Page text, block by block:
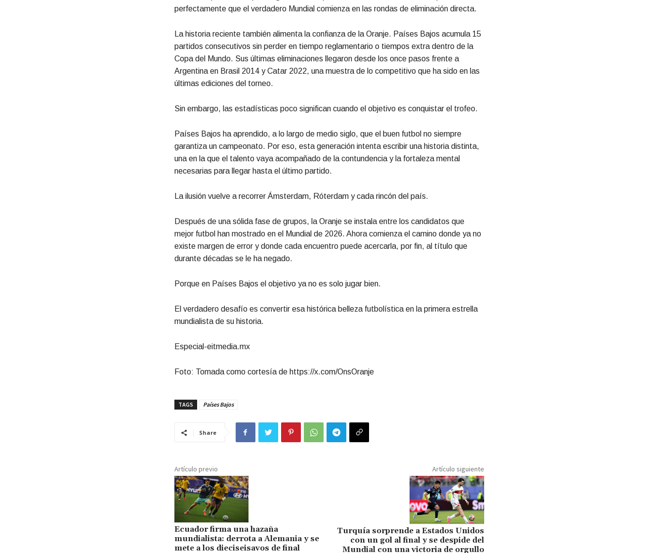
perfectamente que el verdadero Mundial comienza en las rondas de eliminación directa.
La historia reciente también alimenta la confianza de la Oranje. Países Bajos acumula 15
partidos consecutivos sin perder en tiempo reglamentario o tiempos extra dentro de la
Copa del Mundo. Sus últimas eliminaciones llegaron desde los once pasos frente a
Argentina en Brasil 2014 y Catar 2022, una muestra de lo competitivo que ha sido en las
últimas ediciones del torneo.
Sin embargo, las estadísticas poco significan cuando el objetivo es conquistar el trofeo.
Países Bajos ha aprendido, a lo largo de medio siglo, que el buen futbol no siempre
garantiza un campeonato. Por eso, esta generación intenta escribir una historia distinta,
una en la que el talento vaya acompañado de la contundencia y la fortaleza mental
necesarias para llegar hasta el último partido.
La ilusión vuelve a recorrer Ámsterdam, Róterdam y cada rincón del país.
Después de una sólida fase de grupos, la Oranje se instala entre los candidatos que
mejor futbol han mostrado en el Mundial de 2026. Ahora comienza el camino donde ya no
existe margen de error y donde cada encuentro puede acercarla, por fin, al título que
durante décadas se le ha negado.
Porque en Países Bajos el objetivo ya no es solo jugar bien.
El verdadero desafío es convertir esa histórica belleza futbolística en la primera estrella
mundialista de su historia.
Especial-eitmedia.mx
Foto: Tomada como cortesía de https://x.com/OnsOranje
TAGS Países Bajos
Share
Artículo previo
Ecuador firma una hazaña
mundialista: derrota a Alemania y se
mete a los dieciseisavos de final
Artículo siguiente
Turquía sorprende a Estados Unidos
con un gol al final y se despide del
Mundial con una victoria de orgullo